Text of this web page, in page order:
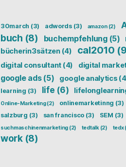
30march (3) adwords(3) amazon(2)
buch (8) buchempfehlung(5)
bücherin3sätzen(4) cal2010
digital consultant (4) digital
google ads(5) google analytics
learning (3) life (6)
Online-Marketing(2) onlinemarketinng (3)
salzburg (3) san francisco (3) SEM (3)
suchmaschinenmarketing (2) tedtalk(2) tedx
work(8)